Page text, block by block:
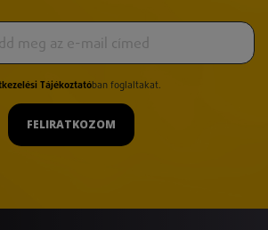
Tájékoztatóban foglaltakat.
FELIRATKOZOM